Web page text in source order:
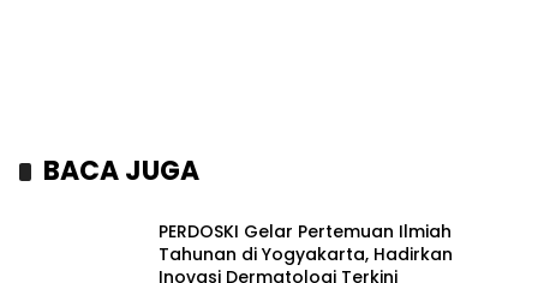
BACA JUGA
PERDOSKI Gelar Pertemuan Ilmiah
Tahunan di Yogyakarta, Hadirkan
Inovasi Dermatologi Terkini